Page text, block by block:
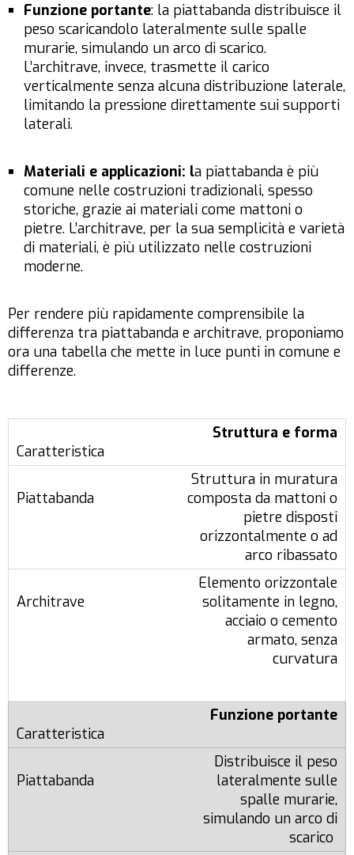
Funzione portante: la piattabanda distribuisce il
peso scaricandolo lateralmente sulle spalle
murarie, simulando un arco di scarico.
L’architrave, invece, trasmette il carico
verticalmente senza alcuna distribuzione laterale,
limitando la pressione direttamente sui supporti
laterali.
Materiali e applicazioni: la piattabanda è più
comune nelle costruzioni tradizionali, spesso
storiche, grazie ai materiali come mattoni o
pietre. L’architrave, per la sua semplicità e varietà
di materiali, è più utilizzato nelle costruzioni
moderne.
Per rendere più rapidamente comprensibile la
differenza tra piattabanda e architrave, proponiamo
ora una tabella che mette in luce punti in comune e
differenze.
Struttura e forma
Struttura in muratura
composta da mattoni o
pietre disposti
orizzontalmente o ad
arco ribassato
Elemento orizzontale
solitamente in legno,
acciaio o cemento
armato, senza
curvatura
Funzione portante
Distribuisce il peso
lateralmente sulle
spalle murarie,
simulando un arco di
scarico